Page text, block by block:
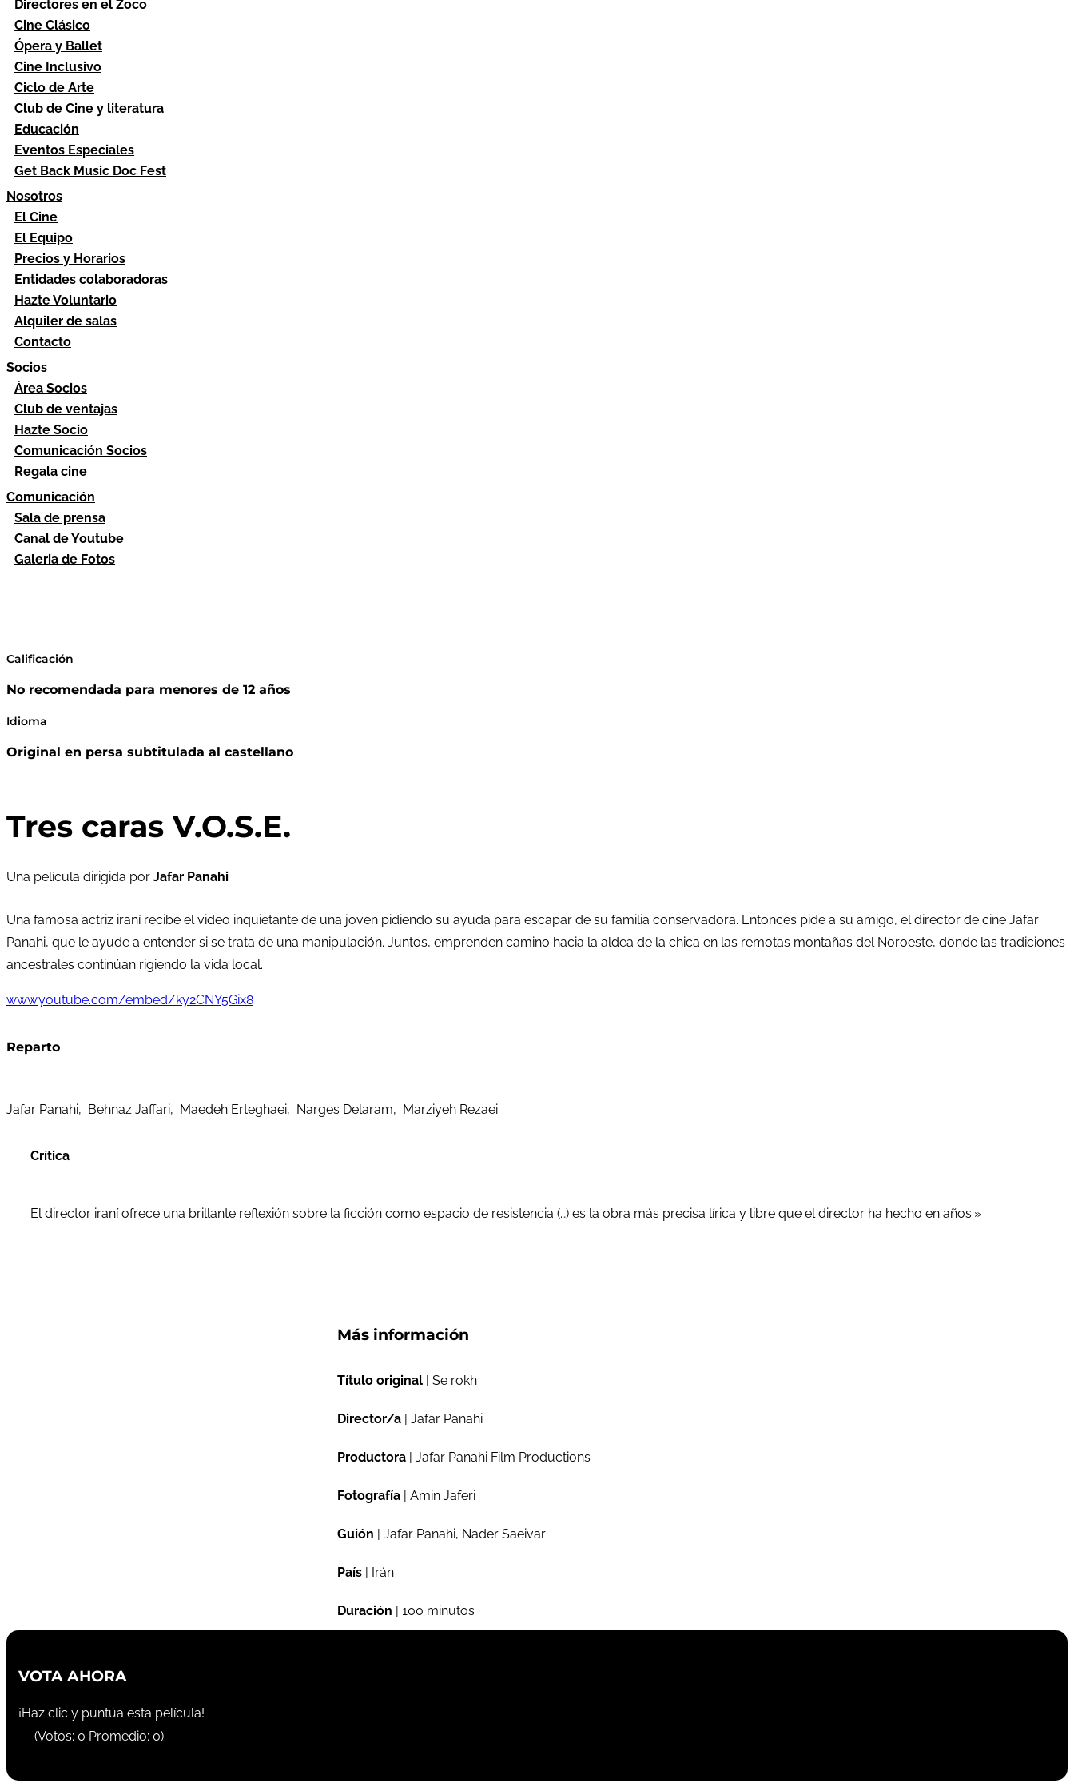
Directores en el Zoco
Cine Clásico
Ópera y Ballet
Cine Inclusivo
Ciclo de Arte
Club de Cine y literatura
Educación
Eventos Especiales
Get Back Music Doc Fest
Nosotros
El Cine
El Equipo
Precios y Horarios
Entidades colaboradoras
Hazte Voluntario
Alquiler de salas
Contacto
Socios
Área Socios
Club de ventajas
Hazte Socio
Comunicación Socios
Regala cine
Comunicación
Sala de prensa
Canal de Youtube
Galeria de Fotos
Calificación
No recomendada para menores de 12 años
Idioma
Original en persa subtitulada al castellano
Tres caras V.O.S.E.
Una película dirigida por Jafar Panahi
Una famosa actriz iraní recibe el video inquietante de una joven pidiendo su ayuda para escapar de su familia conservadora. Entonces pide a su amigo, el director de cine Jafar
Panahi, que le ayude a entender si se trata de una manipulación. Juntos, emprenden camino hacia la aldea de la chica en las remotas montañas del Noroeste, donde las tradiciones
ancestrales continúan rigiendo la vida local.
www.youtube.com/embed/ky2CNY5Gix8
Reparto
Jafar Panahi, Behnaz Jaffari, Maedeh Erteghaei, Narges Delaram, Marziyeh Rezaei
Crítica
El director iraní ofrece una brillante reflexión sobre la ficción como espacio de resistencia (…) es la obra más precisa lírica y libre que el director ha hecho en años.»
Más información
Título original | Se rokh
Director/a | Jafar Panahi
Productora | Jafar Panahi Film Productions
Fotografía | Amin Jaferi
Guión | Jafar Panahi, Nader Saeivar
País | Irán
Duración | 100 minutos
VOTA AHORA
¡Haz clic y puntúa esta película!
(Votos: 0 Promedio: 0)